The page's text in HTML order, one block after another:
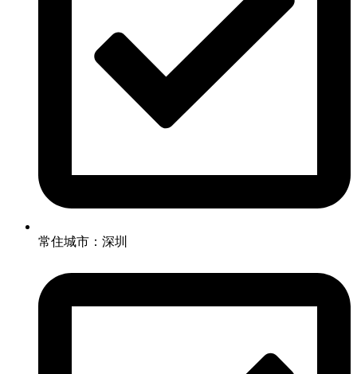
常住城市：深圳